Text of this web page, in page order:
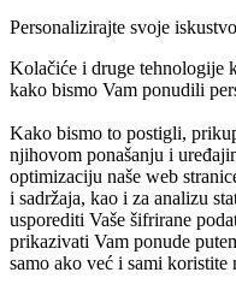
Personalizirajte svoje
Kolačiće i druge tehnologije
kako bismo Vam ponudili
Kako bismo to postigli,
njihovom ponašanju i
optimizaciju naše web
i sadržaja, kao i za analizu
usporediti Vaše šifrirane
prikazivati Vam ponude
samo ako već i sami koristite